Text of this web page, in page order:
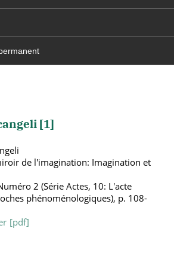
[1]
de l'imagination: Imagination et
2 (Série Actes, 10: L'acte
phénoménologiques), p. 108-